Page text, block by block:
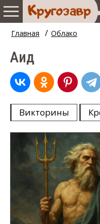
Главная / Облако
Аид
Викторины